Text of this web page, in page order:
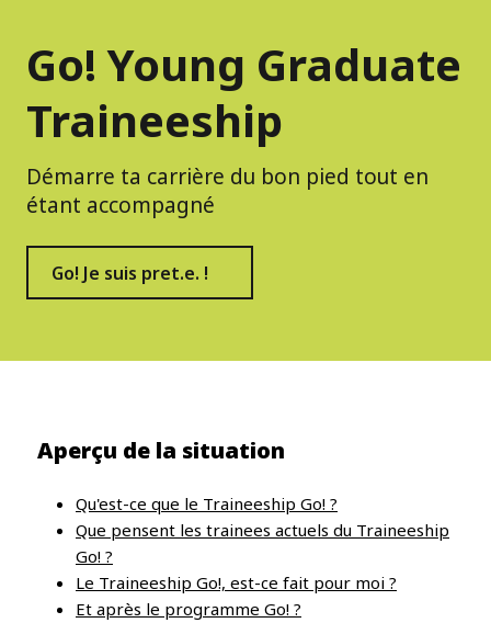
Go! Young Graduate
Traineeship
Démarre ta carrière du bon pied tout en
étant accompagné
Go! Je suis pret.e. !
Aperçu de la situation
Qu'est-ce que le Traineeship Go! ?
Que pensent les trainees actuels du Traineeship
Go! ?
Le Traineeship Go!, est-ce fait pour moi ?
Et après le programme Go! ?